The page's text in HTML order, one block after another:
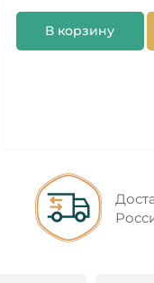
В корзину